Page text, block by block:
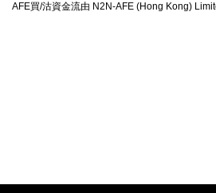
AFE買/沽資金流由 N2N-AFE (Hong Kong)